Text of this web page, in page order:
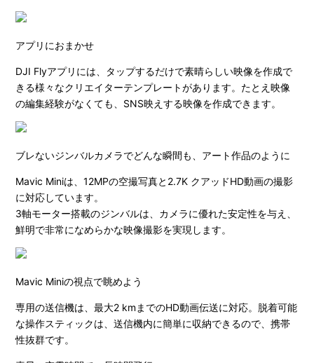
アプリにおまかせ
DJI Flyアプリには、タップするだけで素晴らしい映像を作成で
きる様々なクリエイターテンプレートがあります。たとえ映像
の編集経験がなくても、SNS映えする映像を作成できます。
ブレないジンバルカメラでどんな瞬間も、アート作品のように
Mavic Miniは、12MPの空撮写真と2.7K クアッドHD動画の撮影
に対応しています。
3軸モーター搭載のジンバルは、カメラに優れた安定性を与え、
鮮明で非常になめらかな映像撮影を実現します。
Mavic Miniの視点で眺めよう
専用の送信機は、最大2 kmまでのHD動画伝送に対応。脱着可能
な操作スティックは、送信機内に簡単に収納できるので、携帯
性抜群です。